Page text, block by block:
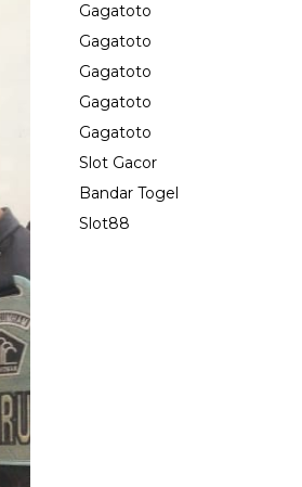
Gagatoto
Gagatoto
Gagatoto
Gagatoto
Gagatoto
Slot Gacor
Bandar Togel
Slot88